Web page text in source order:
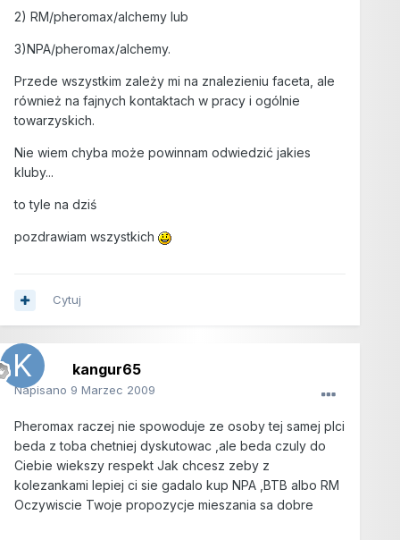
2) RM/pheromax/alchemy lub
3)NPA/pheromax/alchemy.
Przede wszystkim zależy mi na znalezieniu faceta, ale
również na fajnych kontaktach w pracy i ogólnie
towarzyskich.
Nie wiem chyba może powinnam odwiedzić jakies
kluby...
to tyle na dziś
pozdrawiam wszystkich
Cytuj
kangur65
Napisano 9 Marzec 2009
Pheromax raczej nie spowoduje ze osoby tej samej plci
beda z toba chetniej dyskutowac ,ale beda czuly do
Ciebie wiekszy respekt Jak chcesz zeby z
kolezankami lepiej ci sie gadalo kup NPA ,BTB albo RM
Oczywiscie Twoje propozycje mieszania sa dobre